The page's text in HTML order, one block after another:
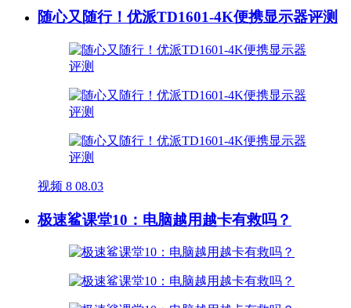
随心又随行！优派TD1601-4K便携显示器评测
视频 8 08.03
极速鲨课堂10：电脑越用越卡有救吗？